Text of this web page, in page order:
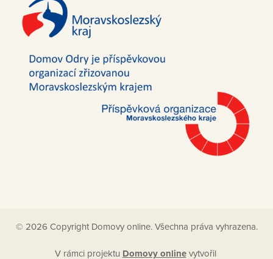
© 2026 Copyright Domovy online. Všechna práva vyhrazena.
V rámci projektu Domovy onlinevytvořil